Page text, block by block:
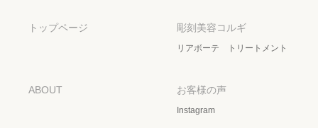
トップページ 彫刻美容コルギ
リアボーテ トリートメント
ABOUT お客様の声
Instagram